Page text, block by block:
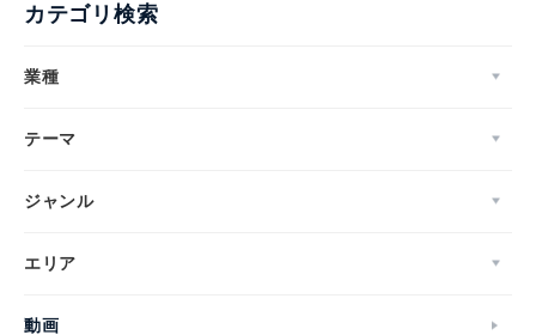
カテゴリ検索
業種
テーマ
ジャンル
エリア
動画